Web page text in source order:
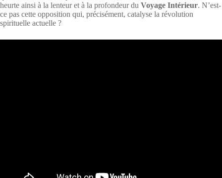
heurte ainsi à la lenteur et à la profondeur du Voyage Intérieur. N’est-
ce pas cette opposition qui, précisément, catalyse la révolution
spirituelle actuelle ?